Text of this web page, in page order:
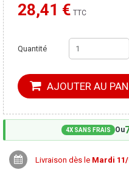
28,41 € TTC
Moins cher ailleurs ?
Quantité
AJOUTER AU
4X SANS FRAIS Ou
Livraison dès le Mardi